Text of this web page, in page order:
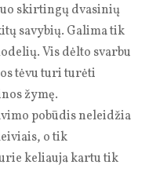
skirtingų dvasinių
savybių. Galima tik
Vis dėlto svarbu
tėvu turi turėti
žymę.
pobūdis neleidžia
o tik
keliauja kartu tik